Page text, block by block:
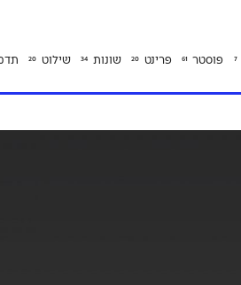
7 פוסטר 61 פרינט 20 שונות 34 שילוט 20